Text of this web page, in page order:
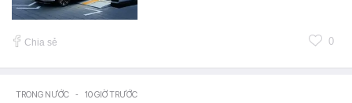
Chia sẻ 0
TRONG NƯỚC - 10 GIỜ TRƯỚC